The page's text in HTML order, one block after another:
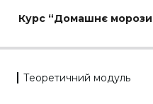
Курс “Домашнє
Теоретичний модуль